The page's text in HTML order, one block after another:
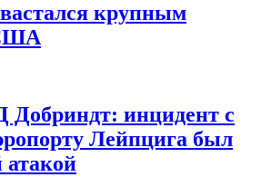
крупным
Добриндт: инцидент с
Лейпцига был
атакой